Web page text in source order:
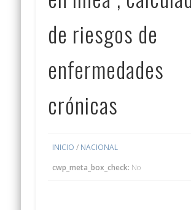
de riesgos de
enfermedades
crónicas
INICIO / NACIONAL
cwp_meta_box_check: No